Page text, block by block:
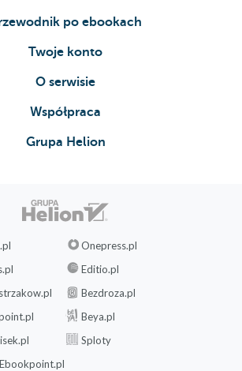
po ebookach
Twoje konto
O serwisie
Współpraca
Grupa Helion
Onepress.pl
Editio.pl
Bezdroza.pl
Beya.pl
Sploty